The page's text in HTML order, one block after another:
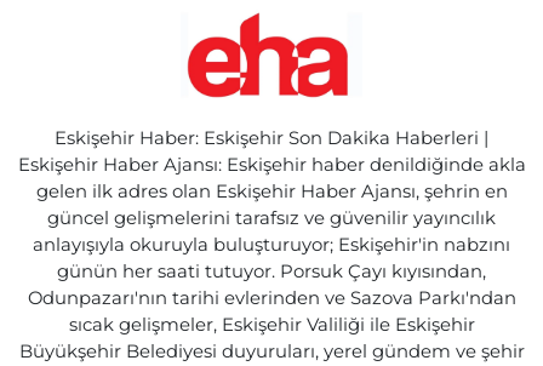
Eskişehir Haber: Eskişehir Son Dakika Haberleri |
Eskişehir Haber Ajansı: Eskişehir haber denildiğinde akla
gelen ilk adres olan Eskişehir Haber Ajansı, şehrin en
güncel gelişmelerini tarafsız ve güvenilir yayıncılık
anlayışıyla okuruyla buluşturuyor; Eskişehir'in nabzını
günün her saati tutuyor. Porsuk Çayı kıyısından,
Odunpazarı'nın tarihi evlerinden ve Sazova Parkı'ndan
sıcak gelişmeler, Eskişehir Valiliği ile Eskişehir
Büyükşehir Belediyesi duyuruları, yerel gündem ve şehir